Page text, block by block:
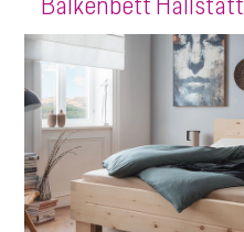
Balkenbett Hallstatt